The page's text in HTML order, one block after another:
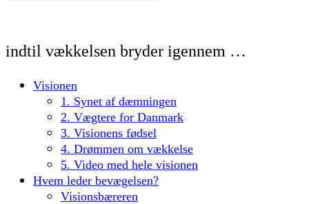
indtil vækkelsen bryder igennem …
Visionen
1. Synet af dæmningen
2. Vægtere for Danmark
3. Visionens fødsel
4. Drømmen om vækkelse
5. Video med hele visionen
Hvem leder bevægelsen?
Visionsbæreren